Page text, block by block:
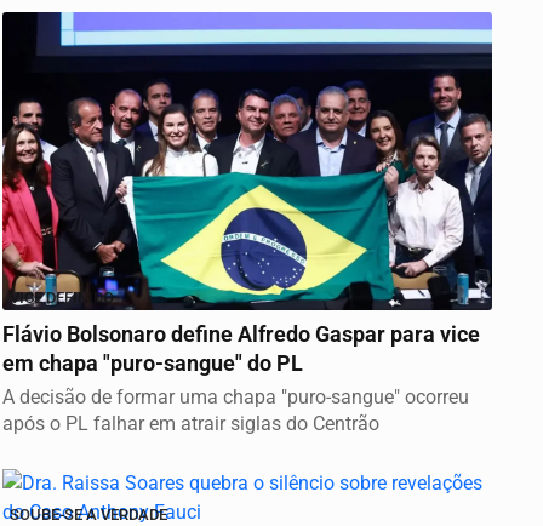
VICE DEFINIDO
Flávio Bolsonaro define Alfredo Gaspar para vice
em chapa "puro-sangue" do PL
A decisão de formar uma chapa "puro-sangue" ocorreu
após o PL falhar em atrair siglas do Centrão
SOUBE-SE A VERDADE